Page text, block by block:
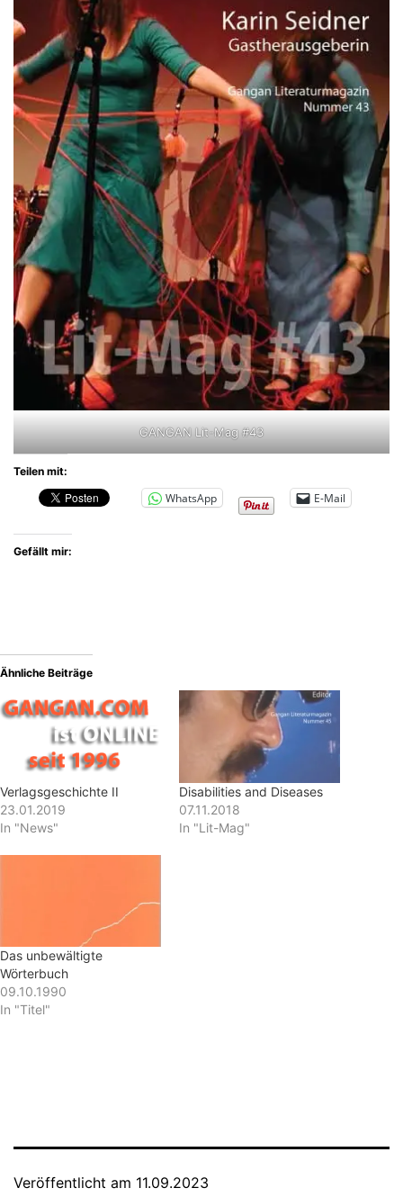
GANGAN Lit-Mag #43
Teilen mit:
WhatsApp E-Mail
Gefällt mir:
Ähnliche Beiträge
Verlagsgeschichte II
23.01.2019
In "News"
Disabilities and Diseases
07.11.2018
In "Lit-Mag"
Das unbewältigte
Wörterbuch
09.10.1990
In "Titel"
Veröffentlicht am 11.09.2023